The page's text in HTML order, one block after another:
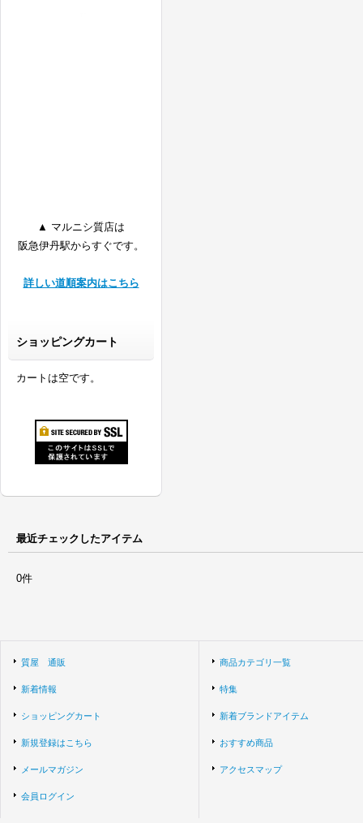
▲ マルニシ質店は
阪急伊丹駅からすぐです。
詳しい道順案内はこちら
ショッピングカート
カートは空です。
最近チェックしたアイテム
0件
質屋 通販
新着情報
ショッピングカート
新規登録はこちら
メールマガジン
会員ログイン
商品カテゴリ一覧
特集
新着ブランドアイテム
おすすめ商品
アクセスマップ